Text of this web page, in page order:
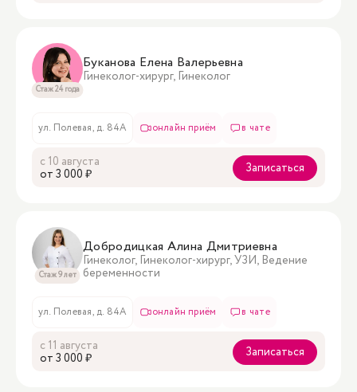
Стаж 24 года
Буканова Елена Валерьевна
Гинеколог-хирург, Гинеколог
ул. Полевая, д. 84А онлайн приём в чате
с 10 августа
oт 3 000 ₽
Записаться
Стаж 9 лет
Добродицкая Алина Дмитриевна
Гинеколог, Гинеколог-хирург, УЗИ, Ведение
беременности
ул. Полевая, д. 84А онлайн приём в чате
с 11 августа
oт 3 000 ₽
Записаться